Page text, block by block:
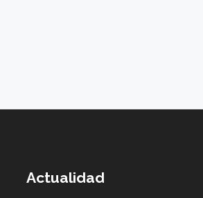
Actualidad